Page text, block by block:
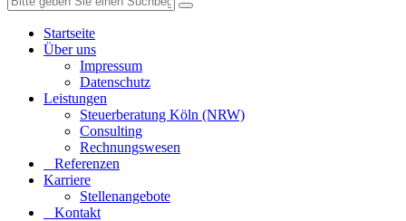
Startseite
Über uns
Impressum
Datenschutz
Leistungen
Steuerberatung Köln (NRW)
Consulting
Rechnungswesen
Referenzen
Karriere
Stellenangebote
Kontakt